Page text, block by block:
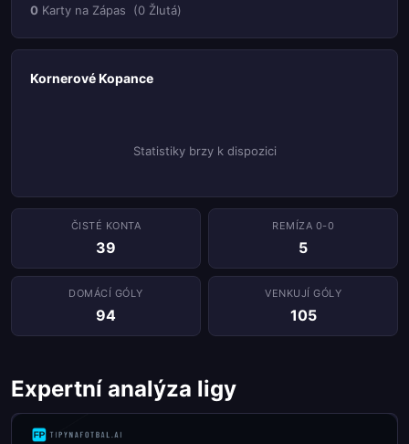
0 Karty na Zápas (0 Žlutá)
Kornerové Kopance
Statistiky brzy k dispozici
ČISTÉ KONTA
39
REMÍZA 0-0
5
DOMÁCÍ GÓLY
94
VENKUJÍ GÓLY
105
Expertní analýza ligy